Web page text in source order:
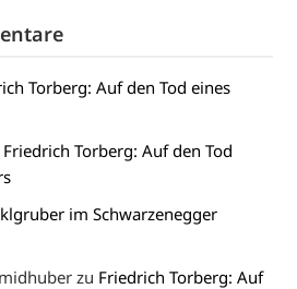
Torberg: Auf den Tod eines
Friedrich Torberg: Auf den Tod
im Schwarzenegger
zu Friedrich Torberg: Auf